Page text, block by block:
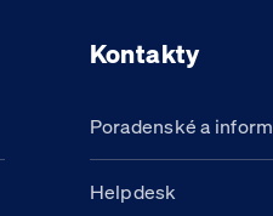
Kontakty
Poradenské a
Helpdesk